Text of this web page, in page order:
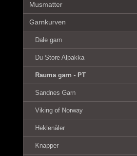
Musmatter
Garnkurven
Dale garn
Du Store Alpakka
Rauma garn - PT
Sandnes Garn
Viking of Norway
Heklenåler
Knapper